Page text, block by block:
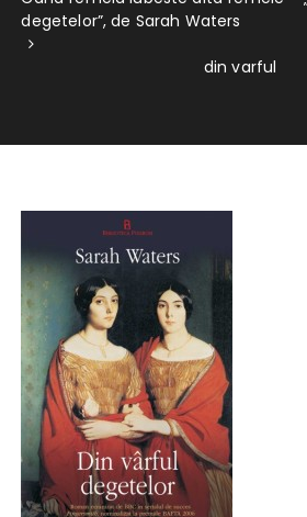
degetelor”, de Sarah Waters
din varful